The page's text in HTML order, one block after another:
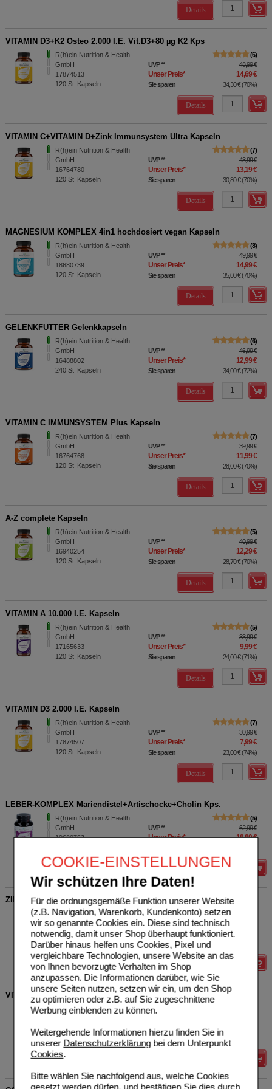
COOKIE-EINSTELLUNGEN
Wir schützen Ihre Daten!
Für die ordnungsgemäße Funktion unserer Website
(z.B. Navigation, Warenkorb, Kundenkonto) setzen
wir so genannte Cookies ein. Diese sind technisch
notwendig, damit unser Shop überhaupt funktioniert.
Darüber hinaus helfen uns Cookies, Pixel und
vergleichbare Technologien, unsere Website an das
von Ihnen bevorzugte Verhalten im Shop
anzupassen. Die Informationen darüber, wie Sie
unsere Seiten nutzen, setzen wir ein, um den Shop
zu optimieren oder z.B. auf Sie zugeschnittene
Werbung einblenden zu können.
Weitergehende Informationen hierzu finden Sie in
unserer Datenschutzerklärungbei dem Unterpunkt
Cookies.
Bitte wählen Sie nachfolgend aus, welche Cookies
gesetzt werden dürfen, und bestätigen Sie dies durch
Details
VITAMIN D3+K2 Osteo 2.000 I.E. Vit.D3+80 µg K2 Kps
R(h)ein Nutrition & Health
GmbH
17874513
120 St Kapseln
6
UVP** 48,99 €
Unser Preis* 14,69 €
Sie sparen 34,30 €(70%)
Details
VITAMIN C+VITAMIN D+Zink Immunsystem Ultra Kapseln
R(h)ein Nutrition & Health
GmbH
16764780
120 St Kapseln
7
UVP** 43,99 €
Unser Preis* 13,19 €
Sie sparen 30,80 €(70%)
Details
MAGNESIUM KOMPLEX 4in1 hochdosiert vegan Kapseln
R(h)ein Nutrition & Health
GmbH
18680739
120 St Kapseln
8
UVP** 49,99 €
Unser Preis* 14,99 €
Sie sparen 35,00 €(70%)
Details
GELENKFUTTER Gelenkkapseln
R(h)ein Nutrition & Health
GmbH
16488802
240 St Kapseln
6
UVP** 46,99 €
Unser Preis* 12,99 €
Sie sparen 34,00 €(72%)
Details
VITAMIN C IMMUNSYSTEM Plus Kapseln
R(h)ein Nutrition & Health
GmbH
16764768
120 St Kapseln
7
UVP** 39,99 €
Unser Preis* 11,99 €
Sie sparen 28,00 €(70%)
Details
A-Z complete Kapseln
R(h)ein Nutrition & Health
GmbH
16940254
120 St Kapseln
5
UVP** 40,99 €
Unser Preis* 12,29 €
Sie sparen 28,70 €(70%)
Details
VITAMIN A 10.000 I.E. Kapseln
R(h)ein Nutrition & Health
GmbH
17165633
120 St Kapseln
5
UVP** 33,99 €
Unser Preis* 9,99 €
Sie sparen 24,00 €(71%)
Details
VITAMIN D3 2.000 I.E. Kapseln
R(h)ein Nutrition & Health
GmbH
17874507
120 St Kapseln
7
UVP** 30,99 €
Unser Preis* 7,99 €
Sie sparen 23,00 €(74%)
Details
LEBER-KOMPLEX Mariendistel+Artischocke+Cholin Kps.
R(h)ein Nutrition & Health
GmbH
19680753
5
UVP** 62,99 €
Unser Preis* 18,89 €
Details
ZINK 25 mg Immunsystem Plus hochdosiert+vegan Kps.
R(h)ein Nutrition & Health
GmbH
19345486
120St Kapseln
UVP**
Unser Preis*
Sie sparen
Details
VITAMIN B12 ACTIV 1000 µg hochdosiert+vegan Kaps.
R(h)ein Nutrition & Health
19290006
120St Kapseln
Unser Preis*
Sie sparen 34,30 €